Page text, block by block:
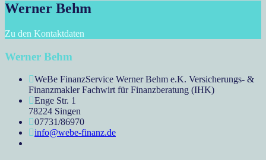
Werner Behm
Zu den Kontaktdaten
Werner Behm
WeBe FinanzService Werner Behm e.K. Versicherungs- &
Finanzmakler Fachwirt für Finanzberatung (IHK)
Enge Str. 1
78224 Singen
07731/86970
info@webe-finanz.de